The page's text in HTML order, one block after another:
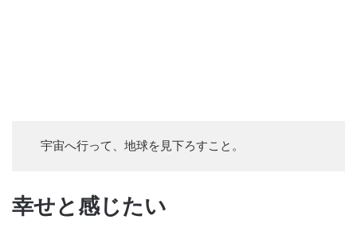
宇宙へ行って、地球を見下ろすこと。
幸せと感じたい